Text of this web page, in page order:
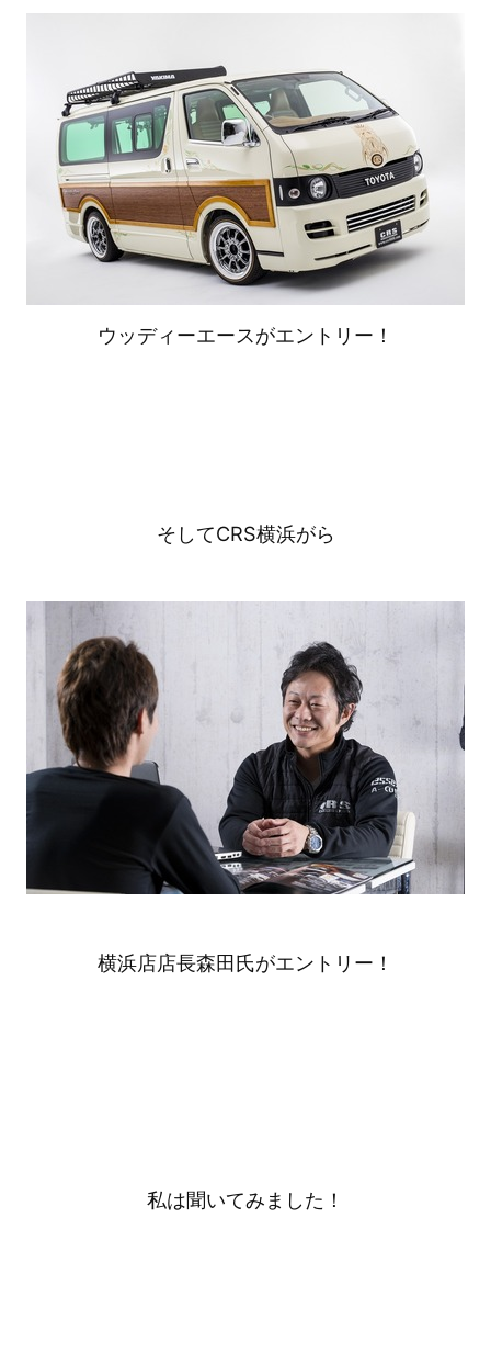
ウッディーエースがエントリー！
そしてCRS横浜がら
横浜店店長森田氏がエントリー！
私は聞いてみました！